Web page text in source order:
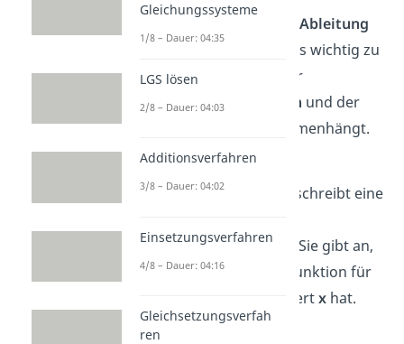
Bevor wir uns die
zweite Ableitung
genauer anschauen, ist es wichtig zu
verstehen, wie sie mit der
ursprünglichen Funktion und der
zusammenhängt.
Funktion:
Die Funktion
beschreibt eine
Koordinatensystem. Sie gibt an,
welchen Wert
die Funktion für
einen bestimmten Wertxhat.
Gleichungssysteme
1/8 – Dauer: 04:35
LGS lösen
2/8 – Dauer: 04:03
Additionsverfahren
3/8 – Dauer: 04:02
Einsetzungsverfahren
4/8 – Dauer: 04:16
Gleichsetzungsverfah
ren